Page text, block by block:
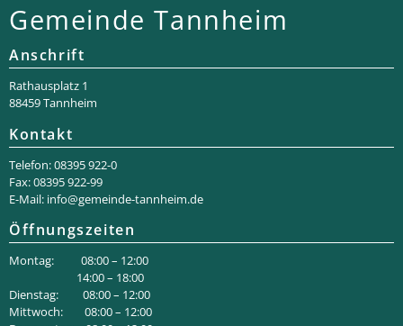
Gemeinde Tannheim
Anschrift
Rathaus­platz 1
88459 Tannheim
Kontakt
Telefon: 08395 922-0
Fax: 08395 922-99
E-Mail: info@gemeinde-tannheim.de
Öffnungszeiten
Montag: 08:00 – 12:00
14:00 – 18:00
Dienstag: 08:00 – 12:00
Mittwoch: 08:00 – 12:00